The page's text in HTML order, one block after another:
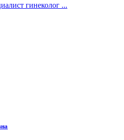
гинеколог ...